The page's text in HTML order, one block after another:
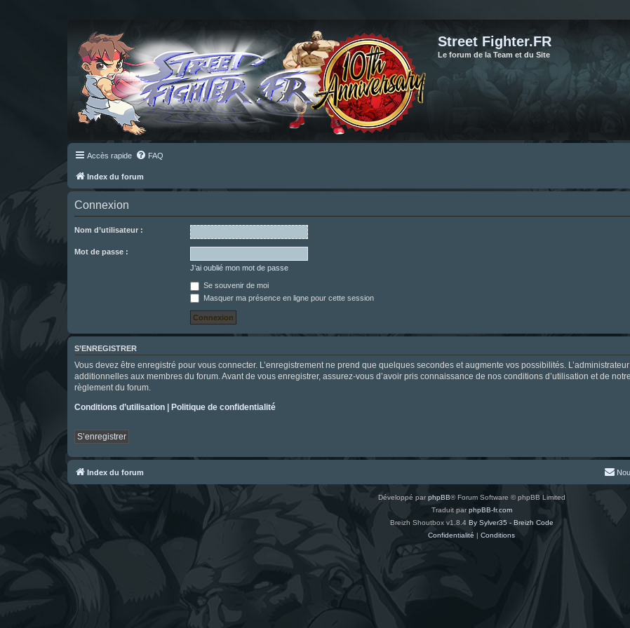
Street Fighter.FR
Le forum de la Team et du Site
Accès rapide FAQ
Index du forum
Connexion
Nom d’utilisateur :
Mot de passe :
J’ai oublié mon mot de passe
Se souvenir de moi
Masquer ma présence en ligne pour cette session
S’ENREGISTRER
Vous devez être enregistré pour vous connecter. L’enregistrement ne prend que quelques secondes et augmente vos possibilités.
additionnelles aux membres du forum. Avant de vous enregistrer, assurez-vous d’avoir pris connaissance de nos conditions d’utilisation et de
règlement du forum.
Conditions d’utilisation | Politique de confidentialité
S’enregistrer
Index du forum
Développé par phpBB® Forum Software © phpBB Limited
Traduit parphpBB-fr.com
Breizh Shoutbox v1.8.4 By Sylver35 - Breizh Code
Confidentialité | Conditions